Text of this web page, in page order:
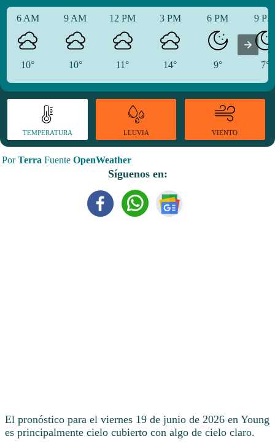
6 AM
10°
9 AM
10°
12 PM
11°
3 PM
14°
6 PM
9°
9
7°
TEMPERATURA LLUVIA VIENTO
PorTerra Fuente OpenWeather
Síguenos en:
El pronóstico para el viernes 19 de junio de 2026 en Young
es principalmente cielo cubierto con algo de cielo claro.